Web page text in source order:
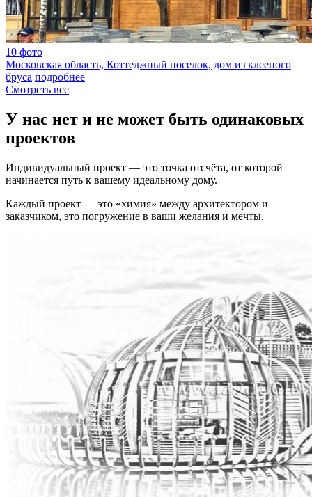
10 фото
Московская область, Коттеджный поселок, дом из клееного
бруса подробнее
Cмотреть все
У нас нет и не может быть одинаковых
проектов
Индивидуальный проект — это точка отсчёта, от которой
начинается путь к вашему идеальному дому.
Каждый проект — это «химия» между архитектором и
заказчиком, это погружение в ваши желания и мечты.